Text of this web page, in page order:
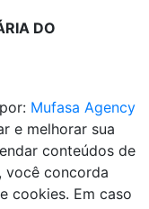
DO
Mufasa Agency
e melhorar sua
conteúdos de
você concorda
cookies. Em caso